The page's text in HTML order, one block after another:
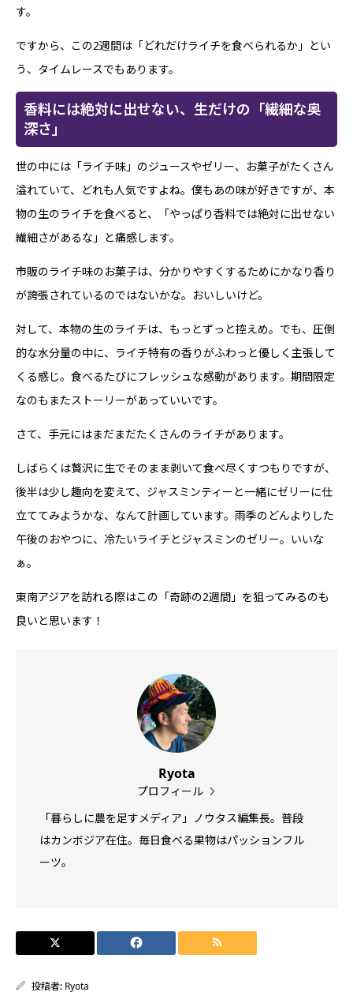
す。
ですから、この2週間は「どれだけライチを食べられるか」とい
う、タイムレースでもあります。
香料には絶対に出せない、生だけの「繊細な奥
深さ」
世の中には「ライチ味」のジュースやゼリー、お菓子がたくさん
溢れていて、どれも人気ですよね。僕もあの味が好きですが、本
物の生のライチを食べると、「やっぱり香料では絶対に出せない
繊細さがあるな」と痛感します。
市販のライチ味のお菓子は、分かりやすくするためにかなり香り
が誇張されているのではないかな。おいしいけど。
対して、本物の生のライチは、もっとずっと控えめ。でも、圧倒
的な水分量の中に、ライチ特有の香りがふわっと優しく主張して
くる感じ。食べるたびにフレッシュな感動があります。期間限定
なのもまたストーリーがあっていいです。
さて、手元にはまだまだたくさんのライチがあります。
しばらくは贅沢に生でそのまま剥いて食べ尽くすつもりですが、
後半は少し趣向を変えて、ジャスミンティーと一緒にゼリーに仕
立ててみようかな、なんて計画しています。雨季のどんよりした
午後のおやつに、冷たいライチとジャスミンのゼリー。いいな
ぁ。
東南アジアを訪れる際はこの「奇跡の2週間」を狙ってみるのも
良いと思います！
Ryota
プロフィール
「暮らしに農を足すメディア」ノウタス編集長。普段
はカンボジア在住。毎日食べる果物はパッションフル
ーツ。
投稿者: Ryota